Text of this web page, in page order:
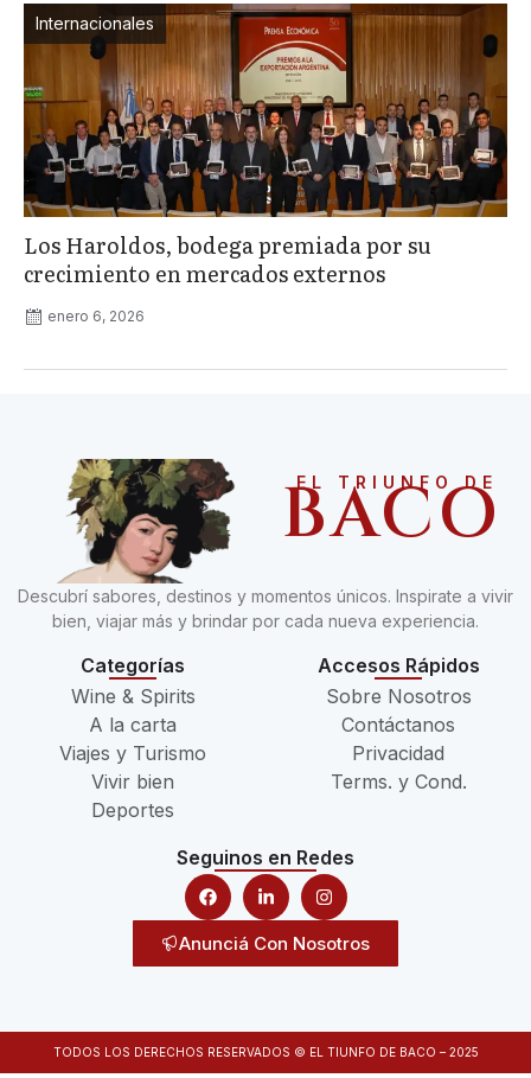
Internacionales
Los Haroldos, bodega premiada por su
crecimiento en mercados externos
enero 6, 2026
EL TRIUNFO DE
BACO
Descubrí sabores, destinos y momentos únicos. Inspirate a vivir
bien, viajar más y brindar por cada nueva experiencia.
Categorías
Wine & Spirits
A la carta
Viajes y Turismo
Vivir bien
Deportes
Accesos Rápidos
Sobre Nosotros
Contáctanos
Privacidad
Terms. y Cond.
Seguinos en Redes
Anunciá Con Nosotros
TODOS LOS DERECHOS RESERVADOS © EL TIUNFO DE BACO – 2025